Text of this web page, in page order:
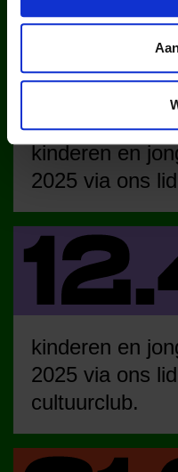
kinderen en
2025 via ons
kinderen en
2025 via ons
cultuurclub.